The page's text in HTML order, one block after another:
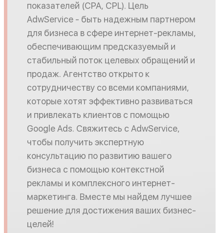
показателей (CPA, CPL). Цель
AdwService - быть надежным партнером
для бизнеса в сфере интернет-рекламы,
обеспечивающим предсказуемый и
стабильный поток целевых обращений и
продаж. Агентство открыто к
сотрудничеству со всеми компаниями,
которые хотят эффективно развиваться
и привлекать клиентов с помощью
Google Ads. Свяжитесь с AdwService,
чтобы получить экспертную
консультацию по развитию вашего
бизнеса с помощью контекстной
рекламы и комплексного интернет-
маркетинга. Вместе мы найдем лучшее
решение для достижения ваших бизнес-
целей!